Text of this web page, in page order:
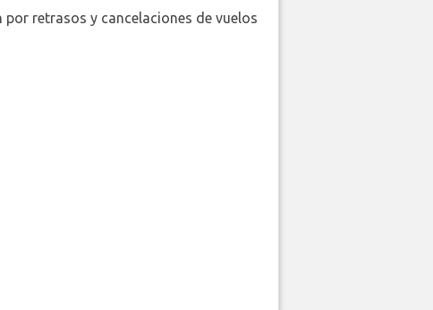
retrasos y cancelaciones de vuelos